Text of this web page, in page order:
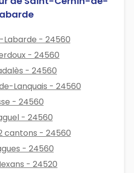
- 24560
- 24560
- 24560
Lanquais - 24560
- 24560
- 24560
cantons - 24560
- 24560
- 24520